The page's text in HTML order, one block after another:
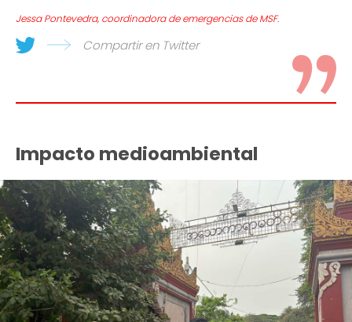
Jessa Pontevedra, coordinadora de emergencias de MSF.
Compartir en Twitter
Impacto medioambiental